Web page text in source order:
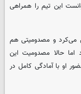
این تیم را همراهی
می‌کرد و مصدومیتی هم
اما حالا مصدومیت این
او با آمادگی کامل در